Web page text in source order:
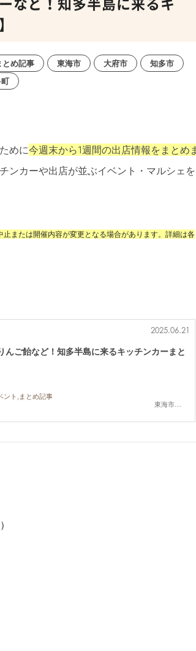
とめ記事 東海市 大府市
知多市
めに今週末から1週間の出店情報をまとめ
ンカーや出店が並ぶイベント・マルシェを
または開催内容が変更となる場合があります。詳細は各
東海市,大府市,知多市,東浦町,阿久比町,半田市,常滑市,武豊町,美浜町,南知多町
2025.06.21
んご飴など！知多半島に来るキッチンカーまと
ント,まとめ記事